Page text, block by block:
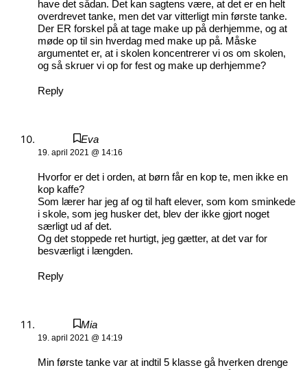
have det sådan. Det kan sagtens være, at det er en helt
overdrevet tanke, men det var vitterligt min første tanke.
Der ER forskel på at tage make up på derhjemme, og at
møde op til sin hverdag med make up på. Måske
argumentet er, at i skolen koncentrerer vi os om skolen,
og så skruer vi op for fest og make up derhjemme?
Reply
Eva
19. april 2021 @ 14:16
Hvorfor er det i orden, at børn får en kop te, men ikke en
kop kaffe?
Som lærer har jeg af og til haft elever, som kom sminkede
i skole, som jeg husker det, blev der ikke gjort noget
særligt ud af det.
Og det stoppede ret hurtigt, jeg gætter, at det var for
besværligt i længden.
Reply
Mia
19. april 2021 @ 14:19
Min første tanke var at indtil 5 klasse gå hverken drenge